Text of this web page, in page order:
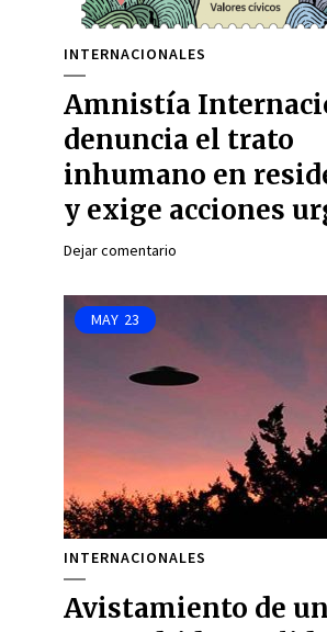
INTERNACIONALES
Amnistía
denuncia el trato
inhumano en
y exige acciones
Dejar comentario
MAY 23
INTERNACIONALES
Avistamiento de